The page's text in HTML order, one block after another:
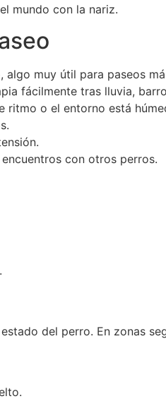
mundo con la nariz.
muy útil para paseos
fácilmente tras lluvia,
ritmo o el entorno está
con otros perros.
del perro. En zonas